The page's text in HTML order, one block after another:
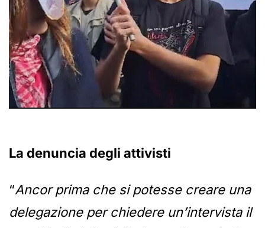
La denuncia degli attivisti
“Ancor prima che si potesse creare una
delegazione per chiedere un’intervista il